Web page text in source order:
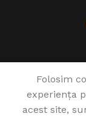
1993 -
Folosim
experiența
acest site,
Campo